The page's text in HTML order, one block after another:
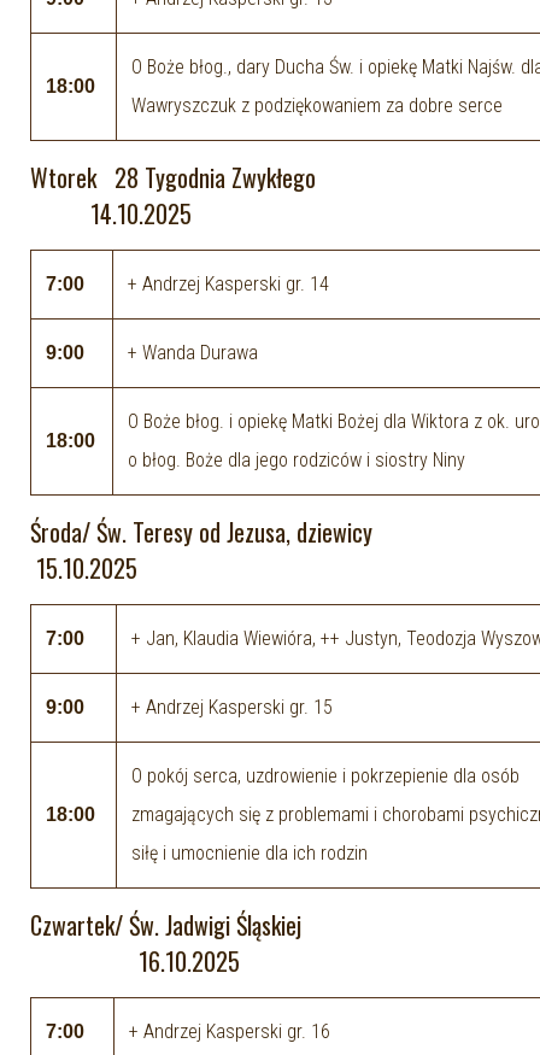
18:00
O Boże błog., dary Ducha Św. i opiekę Matki Najśw.
Wawryszczuk z podziękowaniem za dobre serce
Wtorek 28 Tygodnia Zwykłego
14.10.2025
7:00 + Andrzej Kasperski gr. 14
9:00 + Wanda Durawa
18:00
O Boże błog. i opiekę Matki Bożej dla Wiktora z ok.
o błog. Boże dla jego rodziców i siostry Niny
Środa/ Św. Teresy od Jezusa, dziewicy
15.10.2025
7:00 + Jan, Klaudia Wiewióra, ++ Justyn, Teodozja
9:00 + Andrzej Kasperski gr. 15
18:00
O pokój serca, uzdrowienie i pokrzepienie dla osób
zmagających się z problemami i chorobami
siłę i umocnienie dla ich rodzin
Czwartek/ Św. Jadwigi Śląskiej
16.10.2025
7:00 + Andrzej Kasperski gr. 16